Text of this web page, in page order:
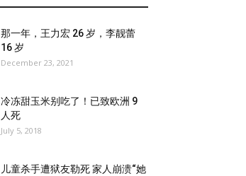
那一年，王力宏 26 岁，李靓蕾
16 岁
December 23, 2021
冷冻甜玉米别吃了！已致欧洲 9
人死
July 5, 2018
儿童杀手遭狱友勒死 家人崩溃“她